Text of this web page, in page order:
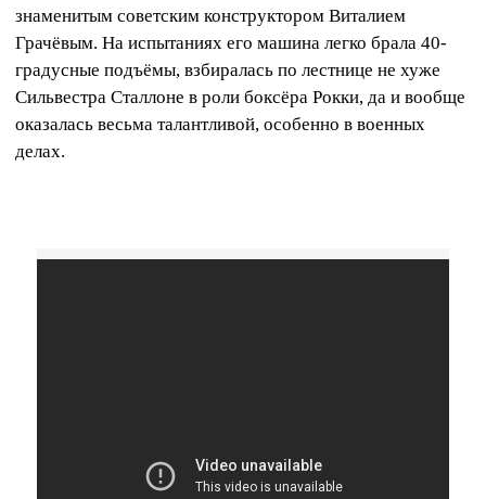
знаменитым советским конструктором Виталием
Грачёвым. На испытаниях его машина легко брала 40-
градусные подъёмы, взбиралась по лестнице не хуже
Сильвестра Сталлоне в роли боксёра Рокки, да и вообще
оказалась весьма талантливой, особенно в военных
делах.